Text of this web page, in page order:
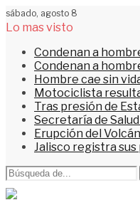
sábado, agosto 8
Lo mas visto
Condenan a
Condenan a
Hombre cae sin
Motociclista
Tras presión de
Secretaría de
Erupción del
Jalisco registra